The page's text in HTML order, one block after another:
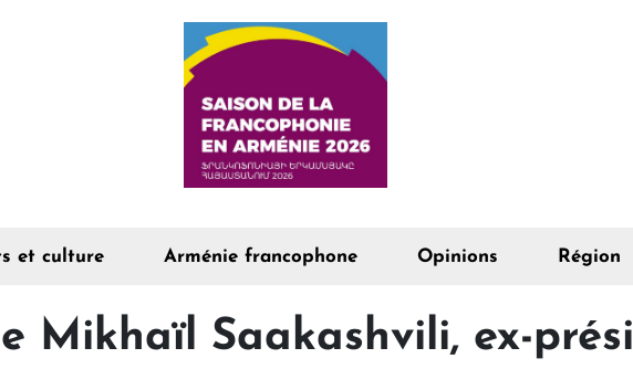
et culture Arménie francophone Opinions Région
Mikhaïl Saakashvili, ex-